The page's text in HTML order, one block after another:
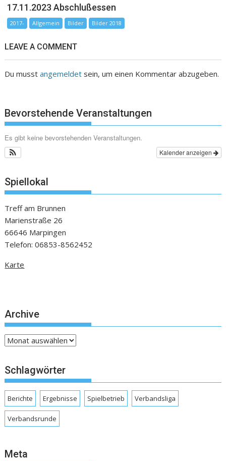
17.11.2023 Abschlußessen
2017- Allgemein Bilder Bilder 2018
LEAVE A COMMENT
Du musstangemeldet sein, um einen Kommentar abzugeben.
Bevorstehende Veranstaltungen
Es gibt keine bevorstehenden Veranstaltungen.
Kalender anzeigen
Spiellokal
Treff am Brunnen
Marienstraße 26
66646 Marpingen
Telefon: 06853-8562452
Karte
Archive
Archive
Schlagwörter
Berichte Ergebnisse Spielbetrieb Verbandsliga
Verbandsrunde
Meta